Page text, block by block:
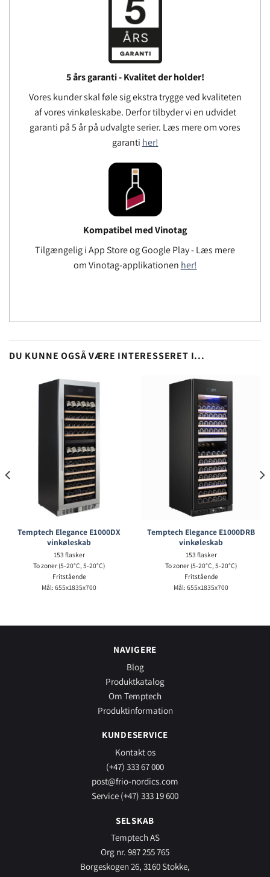
5 års garanti - Kvalitet der holder!
Vores kunder skal føle sig ekstra trygge ved kvaliteten
af ​​vores vinkøleskabe. Derfor tilbyder vi en udvidet
garanti på 5 år på udvalgte serier. Læs mere om vores
garanti her!
Kompatibel med Vinotag
Tilgængelig i App Store og Google Play - Læs mere
om Vinotag-applikationen her!
DU KUNNE OGSÅ VÆRE INTERESSERET I...
Temptech Elegance E1000DX
vinkøleskab
153 flasker
To zoner (5-20°C, 5-20°C)
Fritstående
Mål: 655x1835x700
Temptech Elegance E1000DRB
vinkøleskab
153 flasker
To zoner (5-20°C, 5-20°C)
Fritstående
Mål: 655x1835x700
NAVIGERE
Blog
Produktkatalog
Om Temptech
Produktinformation
KUNDESERVICE
Kontakt os
(+47) 333 67 000
post@frio-nordics.com
Service (+47) 333 19 600
SELSKAB
Temptech AS
Org nr. 987 255 765
Borgeskogen 26, 3160 Stokke,